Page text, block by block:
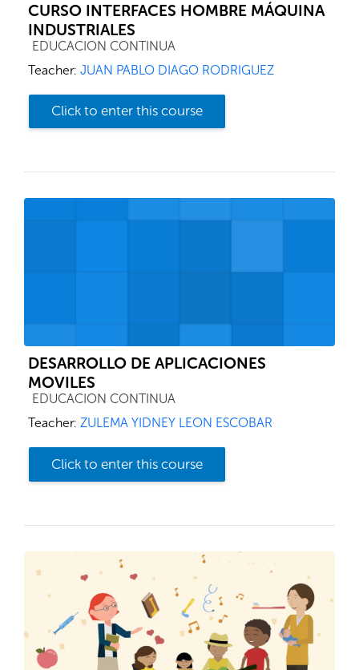
CURSO INTERFACES HOMBRE MÁQUINA
INDUSTRIALES
Course category
EDUCACION CONTINUA
Teacher: JUAN PABLO DIAGO RODRIGUEZ
Click to enter this course
DESARROLLO DE APLICACIONES
MOVILES
Course category
EDUCACION CONTINUA
Teacher: ZULEMA YIDNEY LEON ESCOBAR
Click to enter this course